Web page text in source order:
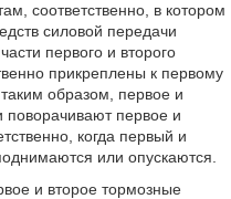
соответственно, в котором
силовой передачи
первого и второго
прикреплены к первому
образом, первое и
поворачивают первое и
когда первый и
или опускаются.
и второе тормозные